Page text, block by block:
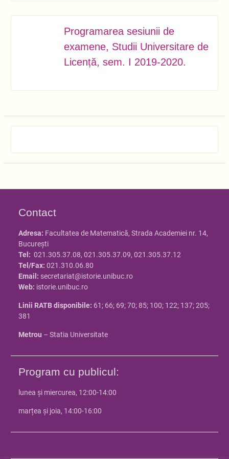
Programarea sesiunii de
examene, Studii Universitare de
Licență, sem. I 2019-2020.
Contact
Adresa: Facultatea de Matematică, Strada Academiei nr. 14,
Bucureşti
Tel: 021.305.37.08, 021.305.37.09, 021.305.37.12
Tel/Fax: 021.310.06.80
Email: secretariat@istorie.unibuc.ro
Web: istorie.unibuc.ro
Linii RATB disponibile: 61; 66; 69; 70; 85; 100; 122; 137; 205;
381
Metrou – Statia Universitate
Program cu publicul:
lunea și miercurea, 12:00-14:00
marțea și joia, 14:00-16:00